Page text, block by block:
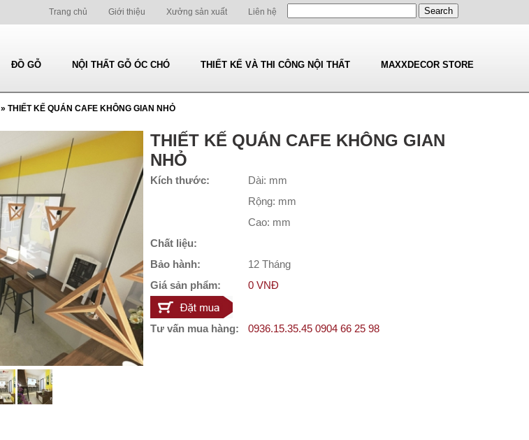
Trang chủ Giới thiệu Xưởng sản xuất Liên hệ
ĐỒ GỖ NỘI THẤT GỖ ÓC CHÓ THIẾT KẾ VÀ THI CÔNG NỘI THẤT MAXXDECOR STORE
» THIẾT KẾ QUÁN CAFE KHÔNG GIAN NHỎ
THIẾT KẾ QUÁN CAFE KHÔNG GIAN
NHỎ
Kích thước:
Dài: mm
Rộng: mm
Cao: mm
Chất liệu:
Bảo hành:
12 Tháng
Giá sản phẩm:
0 VNĐ
Tư vấn mua hàng: 0936.15.35.45 0904 66 25 98